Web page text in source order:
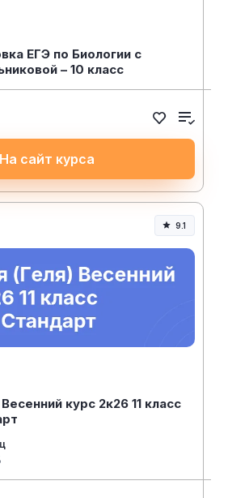
ЕГЭ по Биологии с
– 10 класс
На сайт курса
9.1
курс 2к26 11 класс